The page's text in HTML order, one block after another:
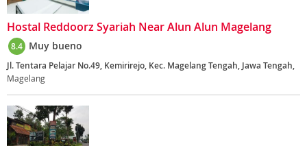
Hostal Reddoorz Syariah Near Alun Alun Magelang
8.4 Muy bueno
Jl. Tentara Pelajar No.49, Kemirirejo, Kec. Magelang Tengah, Jawa Tengah,
Magelang